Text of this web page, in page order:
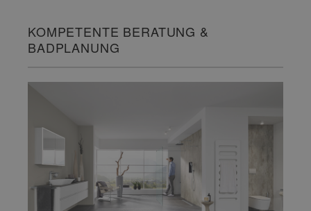
KOMPETENTE BERATUNG &
BADPLANUNG